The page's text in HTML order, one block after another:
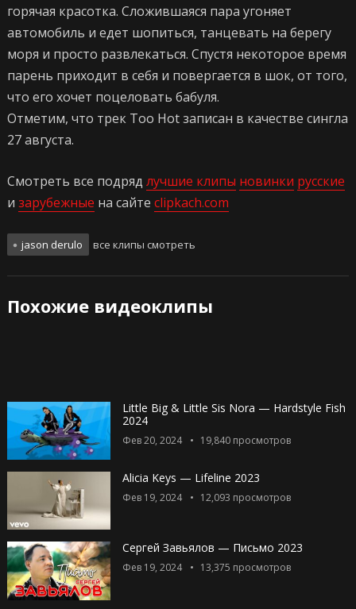
горячая красотка. Сложившаяся пара угоняет
автомобиль и едет шопиться, танцевать на берегу
моря и просто развлекаться. Спустя некоторое время
парень приходит в себя и повергается в шок, от того,
что его хочет поцеловать бабуля.
Отметим, что трек Too Hot записан в качестве сингла
27 августа.
Смотреть все подряд лучшие клипы новинки русские
и зарубежные на сайте clipkach.com
jason derulo все клипы смотреть
Похожие видеоклипы
Little Big & Little Sis Nora — Hardstyle Fish
2024
Фев 20, 2024 19,840просмотров
Alicia Keys — Lifeline 2023
Фев 19, 2024 12,093 просмотров
Сергей Завьялов — Письмо 2023
Фев 19, 2024 13,375 просмотров